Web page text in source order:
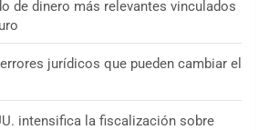
de dinero más relevantes vinculados
jurídicos que pueden cambiar el
intensifica la fiscalización sobre